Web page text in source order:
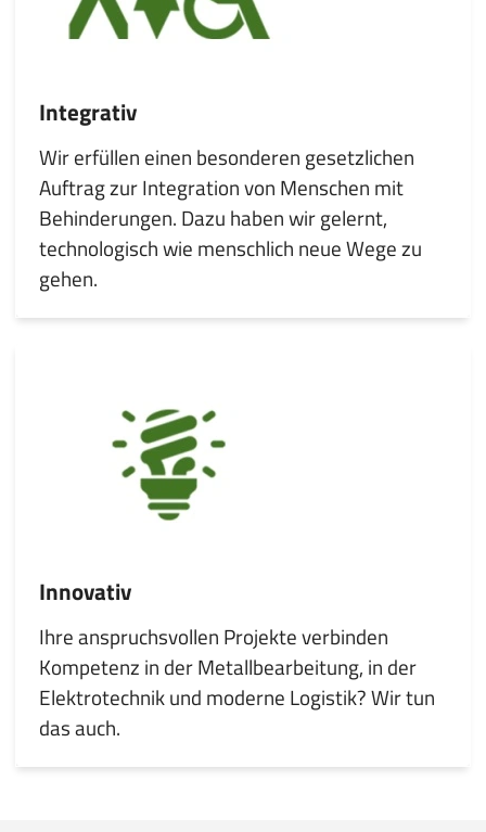
Integrativ
Wir erfüllen einen besonderen gesetzlichen
Auftrag zur Integration von Menschen mit
Behinderungen. Dazu haben wir gelernt,
technologisch wie menschlich neue Wege zu
gehen.
Innovativ
Ihre anspruchsvollen Projekte verbinden
Kompetenz in der Metallbearbeitung, in der
Elektrotechnik und moderne Logistik? Wir tun
das auch.